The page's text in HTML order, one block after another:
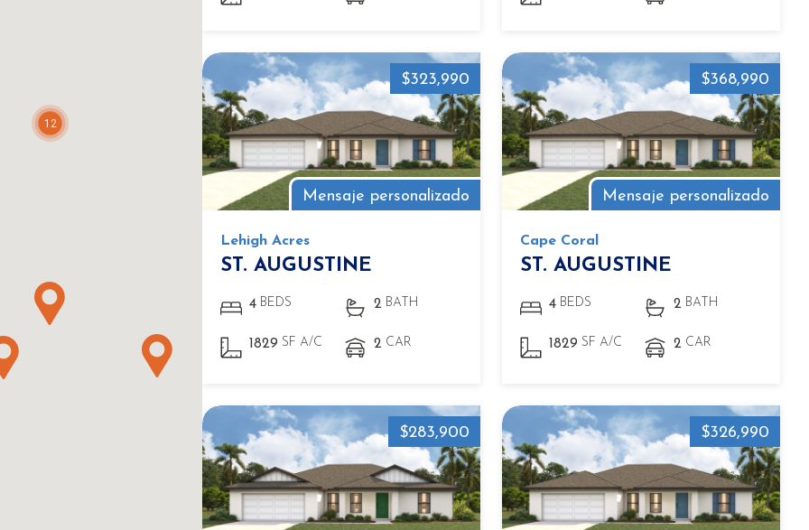
12
Mensaje personalizado
$323,990
Lehigh Acres
ST. AUGUSTINE
4 BEDS 2 BATH
1829 SF A/C 2 CAR
Mensaje personalizado
$368,990
Cape Coral
ST. AUGUSTINE
4 BEDS 2 BATH
1829 SF A/C 2 CAR
$283,900 $326,990